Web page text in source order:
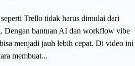
Trello tidak harus dimulai dari
Dengan bantuan AI dan workflow vibe
menjadi jauh lebih cepat. Di video ini
membuat...